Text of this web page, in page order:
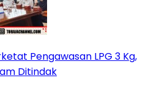
Pengawasan LPG 3 Kg,
Ditindak